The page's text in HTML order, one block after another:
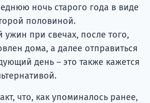
ночь старого года в виде
половиной.
ужин при свечах, после того,
дома, а далее отправиться
день – это также кажется
что, как упоминалось ранее,